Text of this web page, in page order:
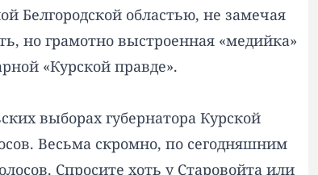
Белгородской областью, не замечая
но грамотно выстроенная «медийка»
«Курской правде».
выборах губернатора Курской
Весьма скромно, по сегодняшним
Спросите хоть у Старовойта или